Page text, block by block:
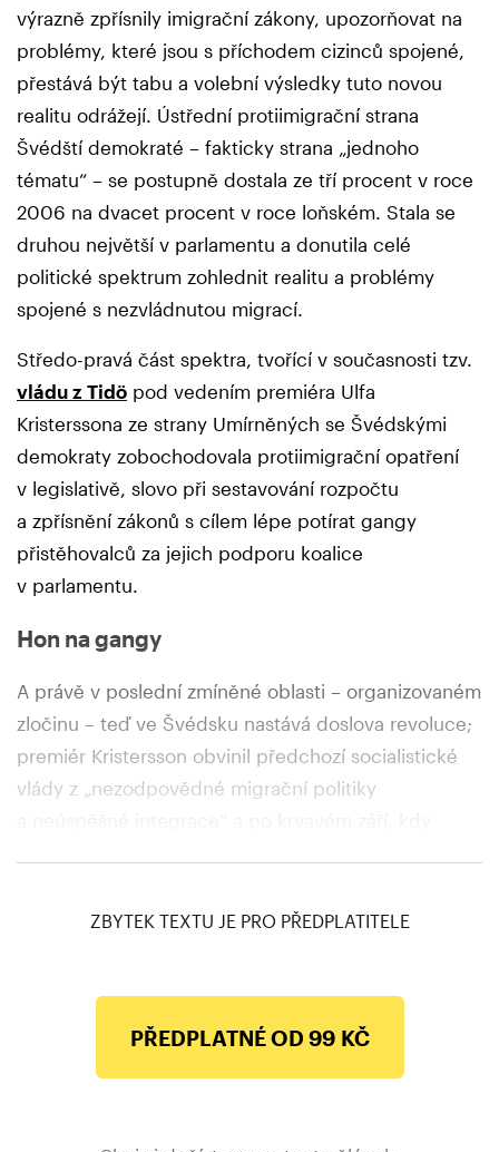
výrazně zpřísnily imigrační zákony, upozorňovat na
problémy, které jsou s příchodem cizinců spojené,
přestává být tabu a volební výsledky tuto novou
realitu odrážejí. Ústřední protiimigrační strana
Švédští demokraté – fakticky strana „jednoho
tématu“ – se postupně dostala ze tří procent v roce
2006 na dvacet procent v roce loňském. Stala se
druhou největší v parlamentu a donutila celé
politické spektrum zohlednit realitu a problémy
spojené s nezvládnutou migrací.
Středo-pravá část spektra, tvořící v současnosti tzv.
vládu z Tidö pod vedením premiéra Ulfa
Kristerssona ze strany Umírněných se Švédskými
demokraty zobochodovala protiimigrační opatření
v legislativě, slovo při sestavování rozpočtu
a zpřísnění zákonů s cílem lépe potírat gangy
přistěhovalců za jejich podporu koalice
v parlamentu.
Hon na gangy
A právě v poslední zmíněné oblasti – organizovaném
zločinu – teď ve Švédsku nastává doslova revoluce;
premiér Kristersson obvinil předchozí socialistické
vlády z „nezodpovědné migrační politiky
ZBYTEK TEXTU JE PRO PŘEDPLATITELE
PŘEDPLATNÉ OD 99 KČ